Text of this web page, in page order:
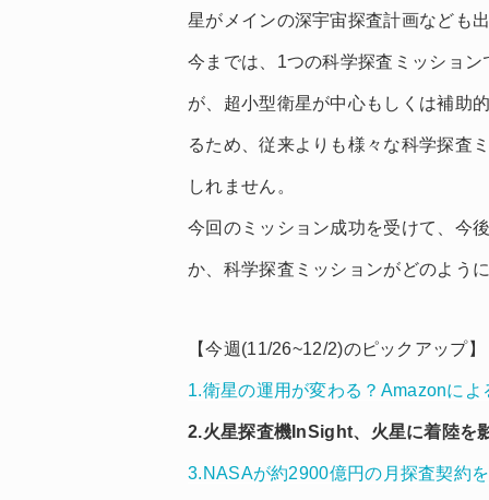
星がメインの深宇宙探査計画なども
今までは、1つの科学探査ミッショ
が、超小型衛星が中心もしくは補助
るため、従来よりも様々な科学探査
しれません。
今回のミッション成功を受けて、今
か、科学探査ミッションがどのよう
【今週(11/26~12/2)のピックアップ】
1.衛星の運用が変わる？Amazonに
2.火星探査機InSight、火星に着陸を
3.NASAが約2900億円の月探査契約